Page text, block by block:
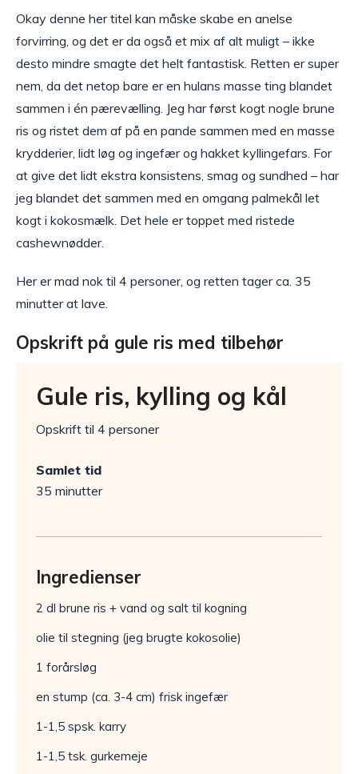
Okay denne her titel kan måske skabe en anelse
forvirring, og det er da også et mix af alt muligt – ikke
desto mindre smagte det helt fantastisk. Retten er super
nem, da det netop bare er en hulans masse ting blandet
sammen i én pærevælling. Jeg har først kogt nogle brune
ris og ristet dem af på en pande sammen med en masse
krydderier, lidt løg og ingefær og hakket kyllingefars. For
at give det lidt ekstra konsistens, smag og sundhed – har
jeg blandet det sammen med en omgang palmekål let
kogt i kokosmælk. Det hele er toppet med ristede
cashewnødder.
Her er mad nok til 4 personer, og retten tager ca. 35
minutter at lave.
Opskrift på gule ris med tilbehør
Gule ris, kylling og kål
Opskrift til 4 personer
Samlet tid
35 minutter
Ingredienser
2 dl brune ris + vand og salt til kogning
olie til stegning (jeg brugte kokosolie)
1 forårsløg
en stump (ca. 3-4 cm) frisk ingefær
1-1,5 spsk. karry
1-1,5 tsk. gurkemeje